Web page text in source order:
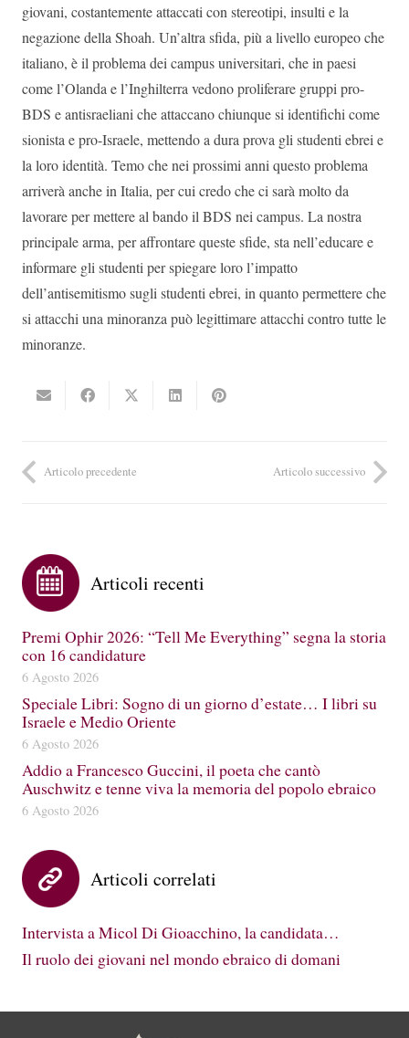
giovani, costantemente attaccati con stereotipi, insulti e la
negazione della Shoah. Un’altra sfida, più a livello europeo che
italiano, è il problema dei campus universitari, che in paesi
come l’Olanda e l’Inghilterra vedono proliferare gruppi pro-
BDS e antisraeliani che attaccano chiunque si identifichi come
sionista e pro-Israele, mettendo a dura prova gli studenti ebrei e
la loro identità. Temo che nei prossimi anni questo problema
arriverà anche in Italia, per cui credo che ci sarà molto da
lavorare per mettere al bando il BDS nei campus. La nostra
principale arma, per affrontare queste sfide, sta nell’educare e
informare gli studenti per spiegare loro l’impatto
dell’antisemitismo sugli studenti ebrei, in quanto permettere che
si attacchi una minoranza può legittimare attacchi contro tutte le
minoranze.
Articolo precedente Articolo successivo
Articoli recenti
Premi Ophir 2026: “Tell Me Everything” segna la storia
con 16 candidature
6 Agosto 2026
Speciale Libri: Sogno di un giorno d’estate… I libri su
Israele e Medio Oriente
6 Agosto 2026
Addio a Francesco Guccini, il poeta che cantò
Auschwitz e tenne viva la memoria del popolo ebraico
6 Agosto 2026
Articoli correlati
Intervista a Micol Di Gioacchino, la candidata…
Il ruolo dei giovani nel mondo ebraico di domani